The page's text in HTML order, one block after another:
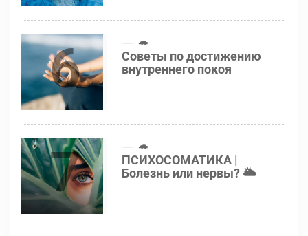
6 🦔
Советы по достижению
внутреннего покоя
7 🦔
ПСИХОСОМАТИКА |
Болезнь или нервы? 🌥